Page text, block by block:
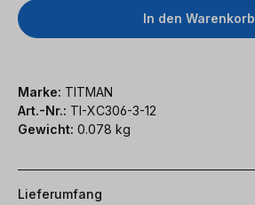
In den Warenkorb
Marke: TITMAN
Art.-Nr.: TI-XC306-3-12
Gewicht: 0.078 kg
Lieferumfang